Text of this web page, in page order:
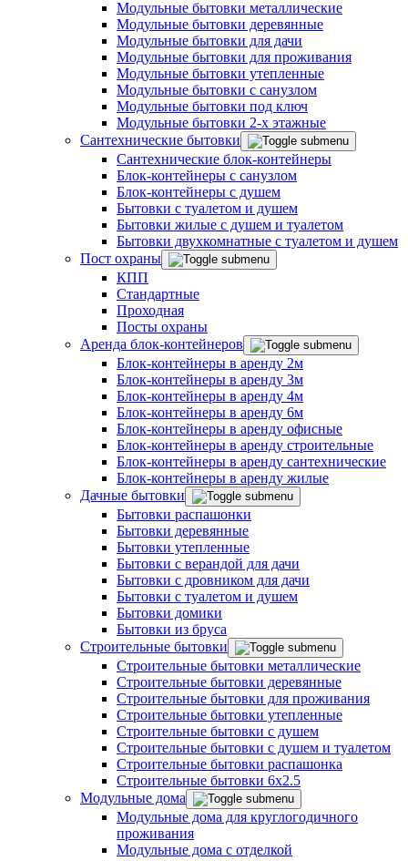
Модульные бытовки металлические
Модульные бытовки деревянные
Модульные бытовки для дачи
Модульные бытовки для проживания
Модульные бытовки утепленные
Модульные бытовки с санузлом
Модульные бытовки под ключ
Модульные бытовки 2-х этажные
Сантехнические бытовки
Сантехнические блок-контейнеры
Блок-контейнеры с санузлом
Блок-контейнеры с душем
Бытовки с туалетом и душем
Бытовки жилые с душем и туалетом
Бытовки двухкомнатные с туалетом и душем
Пост охраны
КПП
Стандартные
Проходная
Посты охраны
Аренда блок-контейнеров
Блок-контейнеры в аренду 2м
Блок-контейнеры в аренду 3м
Блок-контейнеры в аренду 4м
Блок-контейнеры в аренду 6м
Блок-контейнеры в аренду офисные
Блок-контейнеры в аренду строительные
Блок-контейнеры в аренду сантехнические
Блок-контейнеры в аренду жилые
Дачные бытовки
Бытовки распашонки
Бытовки деревянные
Бытовки утепленные
Бытовки с верандой для дачи
Бытовки с дровником для дачи
Бытовки с туалетом и душем
Бытовки домики
Бытовки из бруса
Строительные бытовки
Строительные бытовки металлические
Строительные бытовки деревянные
Строительные бытовки для проживания
Строительные бытовки утепленные
Строительные бытовки с душем
Строительные бытовки с душем и туалетом
Строительные бытовки распашонка
Строительные бытовки 6x2.5
Модульные дома
Модульные дома для круглогодичного
проживания
Модульные дома с отделкой